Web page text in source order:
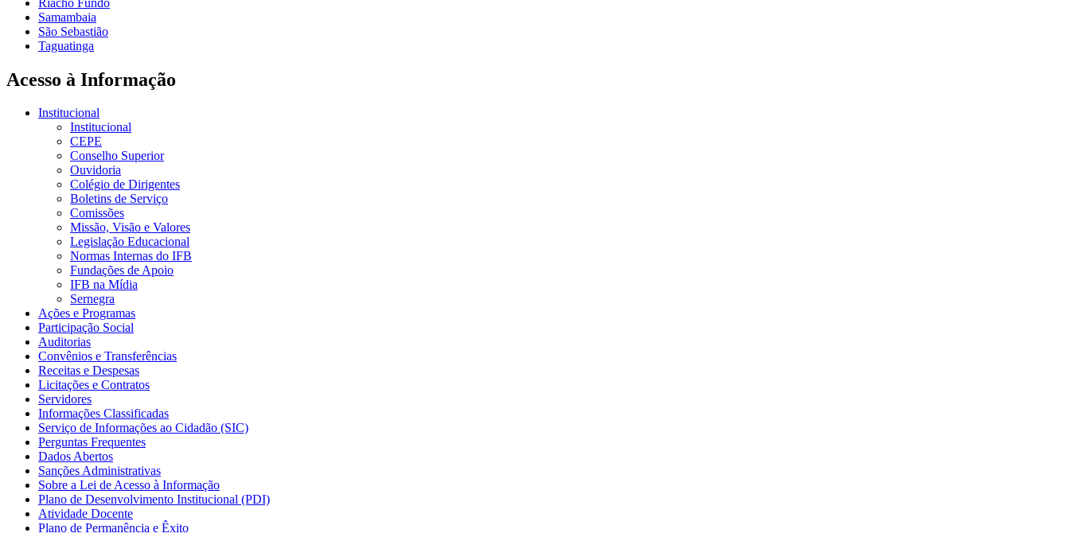
Samambaia
São Sebastião
Taguatinga
Acesso à Informação
Institucional
Institucional
CEPE
Conselho Superior
Ouvidoria
Colégio de Dirigentes
Boletins de Serviço
Comissões
Missão, Visão e Valores
Legislação Educacional
Normas Internas do IFB
Fundações de Apoio
IFB na Mídia
Sernegra
Ações e Programas
Participação Social
Auditorias
Convênios e Transferências
Receitas e Despesas
Licitações e Contratos
Servidores
Informações Classificadas
Serviço de Informações ao Cidadão (SIC)
Perguntas Frequentes
Dados Abertos
Sanções Administrativas
Sobre a Lei de Acesso à Informação
Plano de Desenvolvimento Institucional (PDI)
Atividade Docente
Plano de Permanência e Êxito